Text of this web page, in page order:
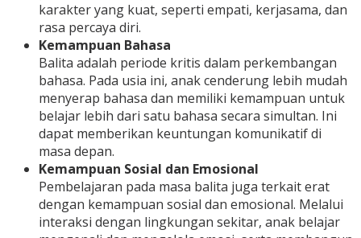
karakter yang kuat, seperti empati, kerjasama, dan
rasa percaya diri.
Kemampuan Bahasa
Balita adalah periode kritis dalam perkembangan
bahasa. Pada usia ini, anak cenderung lebih mudah
menyerap bahasa dan memiliki kemampuan untuk
belajar lebih dari satu bahasa secara simultan. Ini
dapat memberikan keuntungan komunikatif di
masa depan.
Kemampuan Sosial dan Emosional
Pembelajaran pada masa balita juga terkait erat
dengan kemampuan sosial dan emosional. Melalui
interaksi dengan lingkungan sekitar, anak belajar